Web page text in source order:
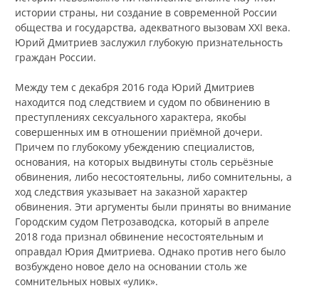
истории страны, ни создание в современной России
общества и государства, адекватного вызовам XXI века.
Юрий Дмитриев заслужил глубокую признательность
граждан России.
Между тем с декабря 2016 года Юрий Дмитриев
находится под следствием и судом по обвинению в
преступлениях сексуального характера, якобы
совершенных им в отношении приёмной дочери.
Причем по глубокому убеждению специалистов,
основания, на которых выдвинуты столь серьёзные
обвинения, либо несостоятельны, либо сомнительны, а
ход следствия указывает на заказной характер
обвинения. Эти аргументы были приняты во внимание
Городским судом Петрозаводска, который в апреле
2018 года признал обвинение несостоятельным и
оправдал Юрия Дмитриева. Однако против него было
возбуждено новое дело на основании столь же
сомнительных новых «улик».